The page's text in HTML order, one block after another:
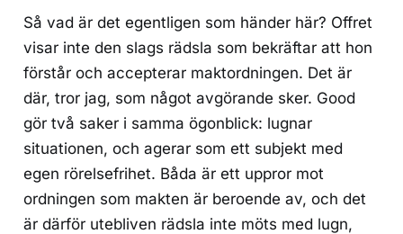
Så vad är det egentligen som händer här? Offret
visar inte den slags rädsla som bekräftar att hon
förstår och accepterar maktordningen. Det är
där, tror jag, som något avgörande sker. Good
gör två saker i samma ögonblick: lugnar
situationen, och agerar som ett subjekt med
egen rörelsefrihet. Båda är ett uppror mot
ordningen som makten är beroende av, och det
är därför utebliven rädsla inte möts med lugn,